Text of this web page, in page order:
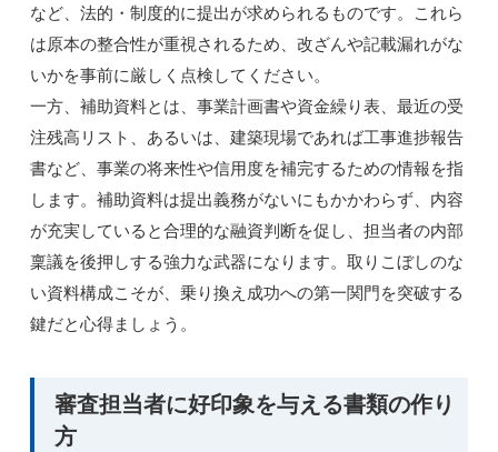
など、法的・制度的に提出が求められるものです。これら
は原本の整合性が重視されるため、改ざんや記載漏れがな
いかを事前に厳しく点検してください。
一方、補助資料とは、事業計画書や資金繰り表、最近の受
注残高リスト、あるいは、建築現場であれば工事進捗報告
書など、事業の将来性や信用度を補完するための情報を指
します。補助資料は提出義務がないにもかかわらず、内容
が充実していると合理的な融資判断を促し、担当者の内部
稟議を後押しする強力な武器になります。取りこぼしのな
い資料構成こそが、乗り換え成功への第一関門を突破する
鍵だと心得ましょう。
審査担当者に好印象を与える書類の作り
方